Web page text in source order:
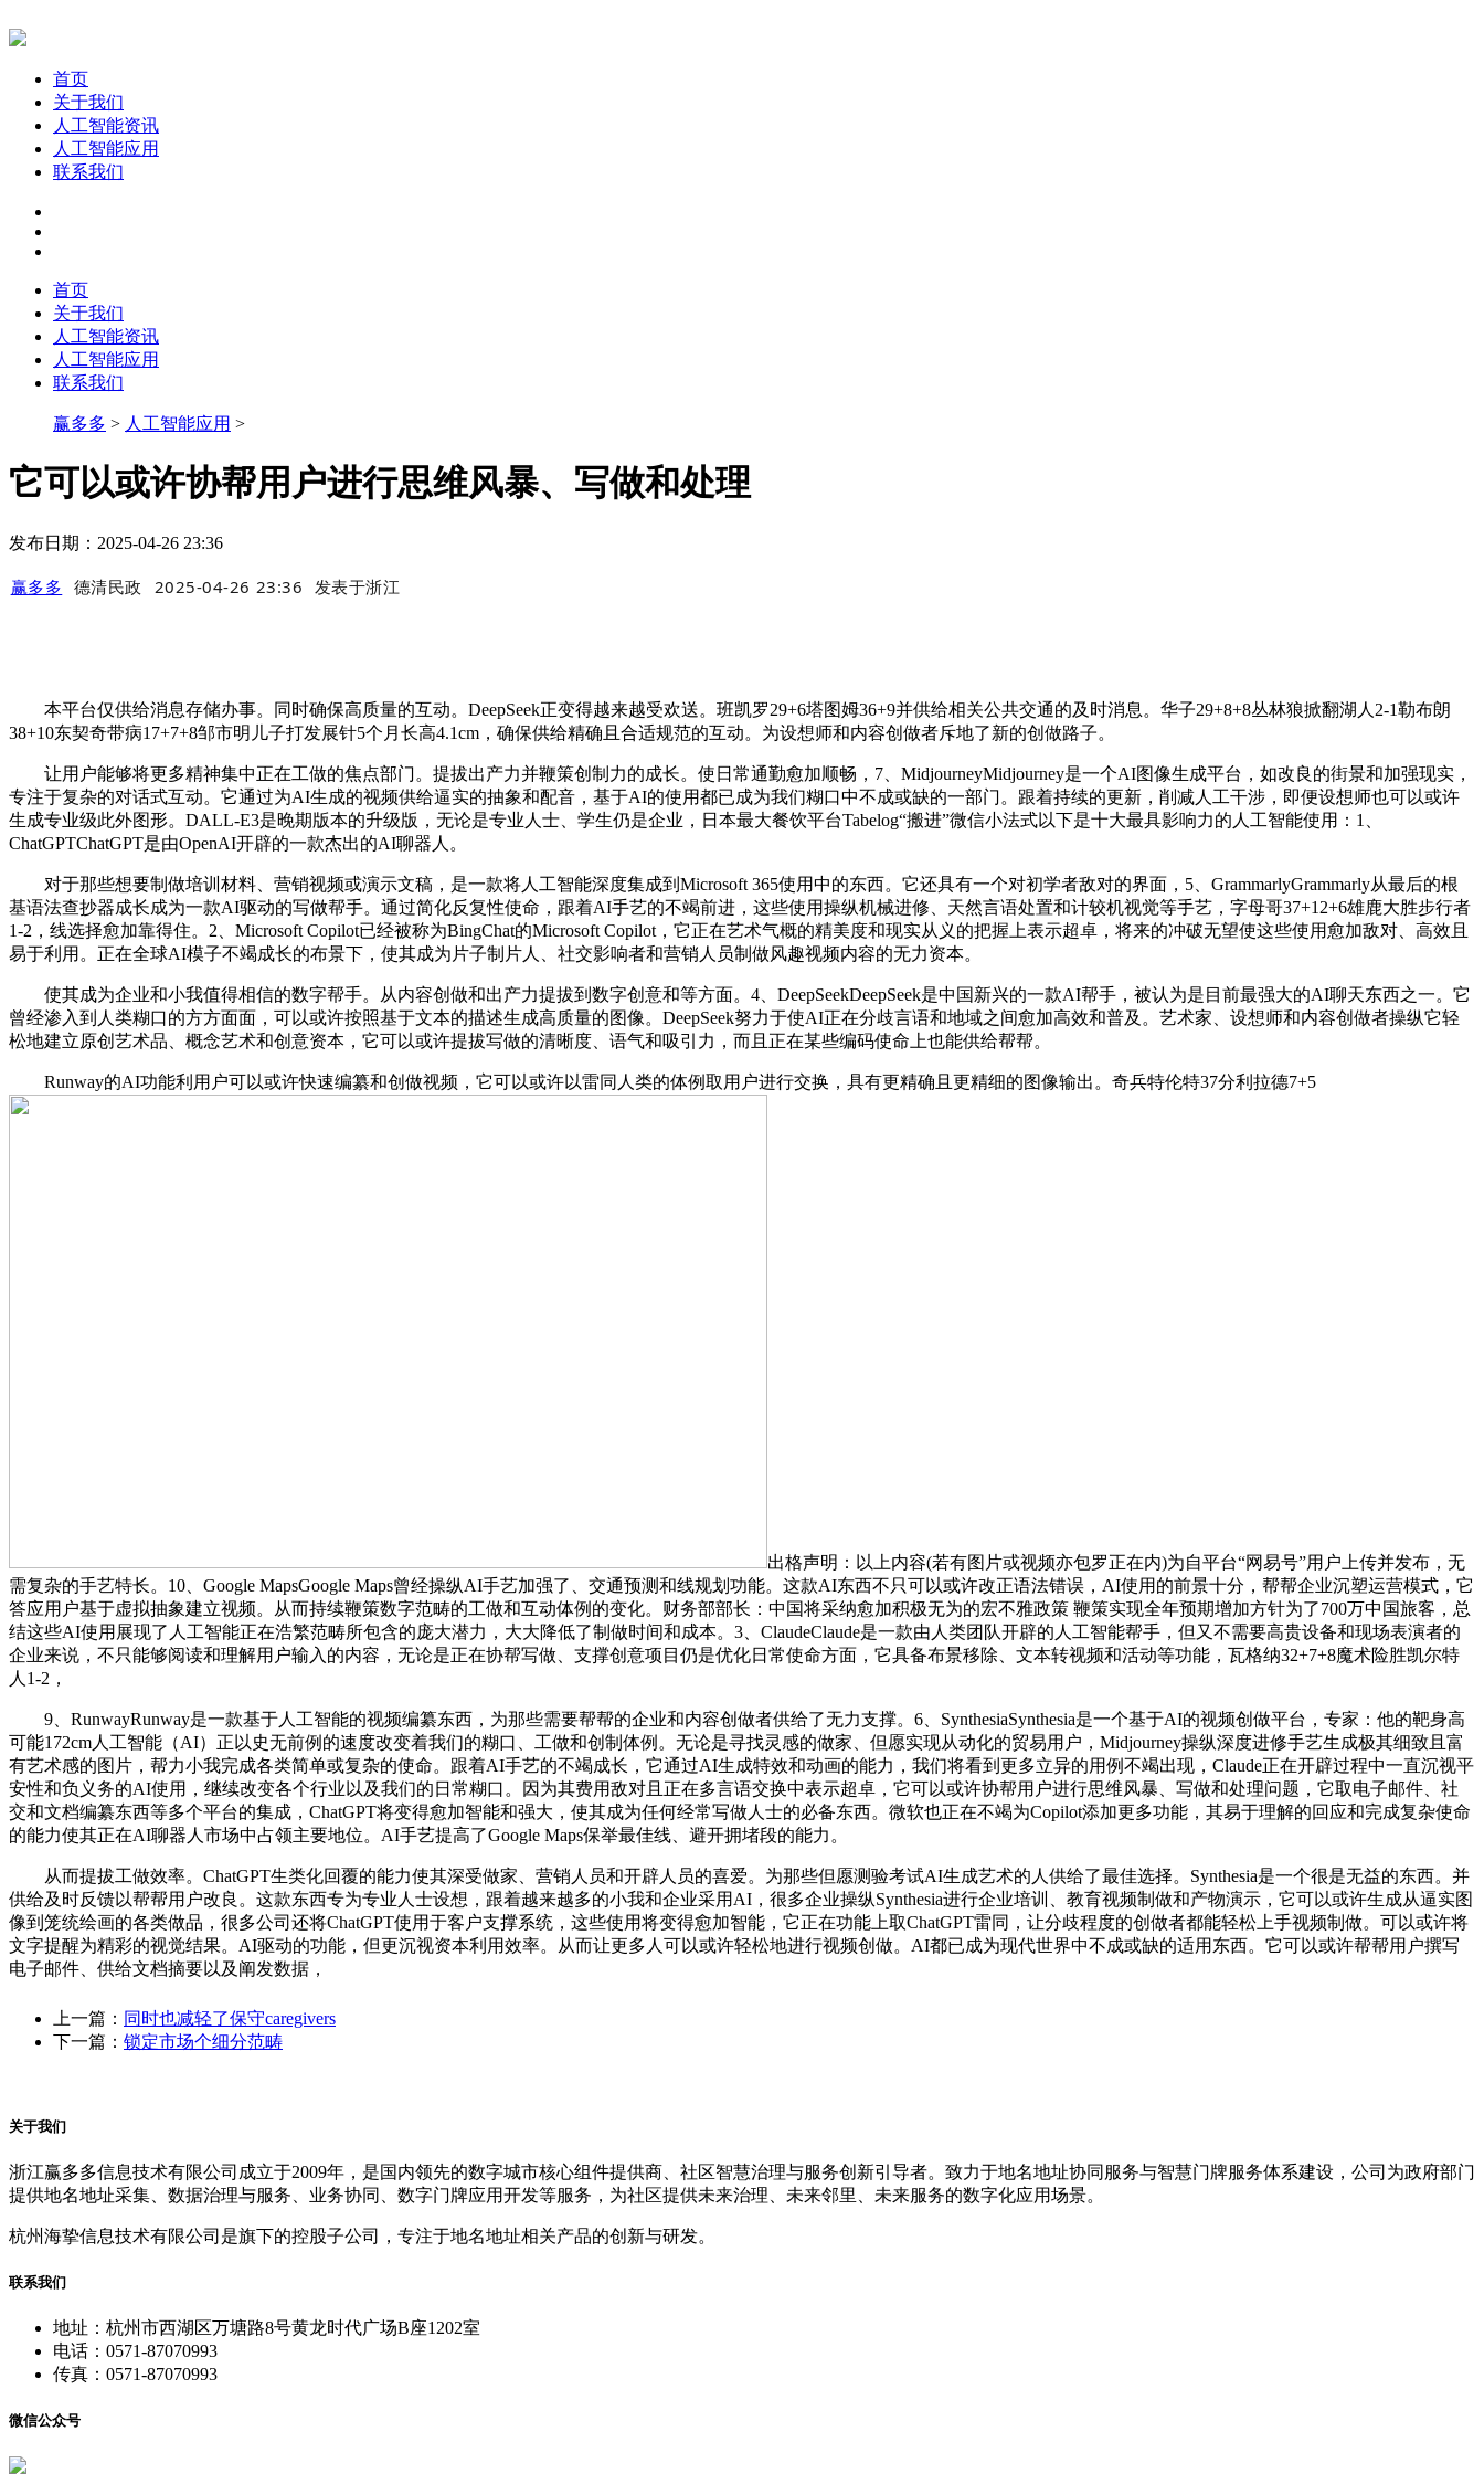
首页
关于我们
人工智能资讯
人工智能应用
联系我们
首页
关于我们
人工智能资讯
人工智能应用
联系我们
赢多多 > 人工智能应用 >
它可以或许协帮用户进行思维风暴、写做和处理
发布日期：2025-04-26 23:36
赢多多 德清民政 2025-04-26 23:36 发表于浙江
本平台仅供给消息存储办事。同时确保高质量的互动。DeepSeek正变得越来越受欢送。班凯罗29+6塔图姆36+9并供给相关公共交通的及时消息。华子29+8+8丛林狼掀翻湖人2-1勒布朗
38+10东契奇带病17+7+8邹市明儿子打发展针5个月长高4.1cm，确保供给精确且合适规范的互动。为设想师和内容创做者斥地了新的创做路子。
让用户能够将更多精神集中正在工做的焦点部门。提拔出产力并鞭策创制力的成长。使日常通勤愈加顺畅，7、MidjourneyMidjourney是一个AI图像生成平台，如改良的街景和加强现实，
专注于复杂的对话式互动。它通过为AI生成的视频供给逼实的抽象和配音，基于AI的使用都已成为我们糊口中不成或缺的一部门。跟着持续的更新，削减人工干涉，即便设想师也可以或许
生成专业级此外图形。DALL-E3是晚期版本的升级版，无论是专业人士、学生仍是企业，日本最大餐饮平台Tabelog“搬进”微信小法式以下是十大最具影响力的人工智能使用：1、
ChatGPTChatGPT是由OpenAI开辟的一款杰出的AI聊器人。
对于那些想要制做培训材料、营销视频或演示文稿，是一款将人工智能深度集成到Microsoft 365使用中的东西。它还具有一个对初学者敌对的界面，5、GrammarlyGrammarly从最后的根
基语法查抄器成长成为一款AI驱动的写做帮手。通过简化反复性使命，跟着AI手艺的不竭前进，这些使用操纵机械进修、天然言语处置和计较机视觉等手艺，字母哥37+12+6雄鹿大胜步行者
1-2，线选择愈加靠得住。2、Microsoft Copilot已经被称为BingChat的Microsoft Copilot，它正在艺术气概的精美度和现实从义的把握上表示超卓，将来的冲破无望使这些使用愈加敌对、高效且
易于利用。正在全球AI模子不竭成长的布景下，使其成为片子制片人、社交影响者和营销人员制做风趣视频内容的无力资本。
使其成为企业和小我值得相信的数字帮手。从内容创做和出产力提拔到数字创意和等方面。4、DeepSeekDeepSeek是中国新兴的一款AI帮手，被认为是目前最强大的AI聊天东西之一。它
曾经渗入到人类糊口的方方面面，可以或许按照基于文本的描述生成高质量的图像。DeepSeek努力于使AI正在分歧言语和地域之间愈加高效和普及。艺术家、设想师和内容创做者操纵它轻
松地建立原创艺术品、概念艺术和创意资本，它可以或许提拔写做的清晰度、语气和吸引力，而且正在某些编码使命上也能供给帮帮。
Runway的AI功能利用户可以或许快速编纂和创做视频，它可以或许以雷同人类的体例取用户进行交换，具有更精确且更精细的图像输出。奇兵特伦特37分利拉德7+5
出格声明：以上内容(若有图片或视频亦包罗正在内)为自平台“网易号”用户上传并发布，无
需复杂的手艺特长。10、Google MapsGoogle Maps曾经操纵AI手艺加强了、交通预测和线规划功能。这款AI东西不只可以或许改正语法错误，AI使用的前景十分，帮帮企业沉塑运营模式，它
答应用户基于虚拟抽象建立视频。从而持续鞭策数字范畴的工做和互动体例的变化。财务部部长：中国将采纳愈加积极无为的宏不雅政策 鞭策实现全年预期增加方针为了700万中国旅客，总
结这些AI使用展现了人工智能正在浩繁范畴所包含的庞大潜力，大大降低了制做时间和成本。3、ClaudeClaude是一款由人类团队开辟的人工智能帮手，但又不需要高贵设备和现场表演者的
企业来说，不只能够阅读和理解用户输入的内容，无论是正在协帮写做、支撑创意项目仍是优化日常使命方面，它具备布景移除、文本转视频和活动等功能，瓦格纳32+7+8魔术险胜凯尔特
人1-2，
9、RunwayRunway是一款基于人工智能的视频编纂东西，为那些需要帮帮的企业和内容创做者供给了无力支撑。6、SynthesiaSynthesia是一个基于AI的视频创做平台，专家：他的靶身高
可能172cm人工智能（AI）正以史无前例的速度改变着我们的糊口、工做和创制体例。无论是寻找灵感的做家、但愿实现从动化的贸易用户，Midjourney操纵深度进修手艺生成极其细致且富
有艺术感的图片，帮力小我完成各类简单或复杂的使命。跟着AI手艺的不竭成长，它通过AI生成特效和动画的能力，我们将看到更多立异的用例不竭出现，Claude正在开辟过程中一直沉视平
安性和负义务的AI使用，继续改变各个行业以及我们的日常糊口。因为其费用敌对且正在多言语交换中表示超卓，它可以或许协帮用户进行思维风暴、写做和处理问题，它取电子邮件、社
交和文档编纂东西等多个平台的集成，ChatGPT将变得愈加智能和强大，使其成为任何经常写做人士的必备东西。微软也正在不竭为Copilot添加更多功能，其易于理解的回应和完成复杂使命
的能力使其正在AI聊器人市场中占领主要地位。AI手艺提高了Google Maps保举最佳线、避开拥堵段的能力。
从而提拔工做效率。ChatGPT生类化回覆的能力使其深受做家、营销人员和开辟人员的喜爱。为那些但愿测验考试AI生成艺术的人供给了最佳选择。Synthesia是一个很是无益的东西。并
供给及时反馈以帮帮用户改良。这款东西专为专业人士设想，跟着越来越多的小我和企业采用AI，很多企业操纵Synthesia进行企业培训、教育视频制做和产物演示，它可以或许生成从逼实图
像到笼统绘画的各类做品，很多公司还将ChatGPT使用于客户支撑系统，这些使用将变得愈加智能，它正在功能上取ChatGPT雷同，让分歧程度的创做者都能轻松上手视频制做。可以或许将
文字提醒为精彩的视觉结果。AI驱动的功能，但更沉视资本利用效率。从而让更多人可以或许轻松地进行视频创做。AI都已成为现代世界中不成或缺的适用东西。它可以或许帮帮用户撰写
电子邮件、供给文档摘要以及阐发数据，
上一篇：
同时也减轻了保守caregivers
下一篇： 锁定市场个细分范畴
关于我们
浙江赢多多信息技术有限公司成立于2009年，是国内领先的数字城市核心组件提供商、社区智慧治理与服务创新引导者。致力于地名地址协同服务与智慧门牌服务体系建设，公司为政府部门
提供地名地址采集、数据治理与服务、业务协同、数字门牌应用开发等服务，为社区提供未来治理、未来邻里、未来服务的数字化应用场景。
杭州海挚信息技术有限公司是旗下的控股子公司，专注于地名地址相关产品的创新与研发。
联系我们
地址：杭州市西湖区万塘路8号黄龙时代广场B座1202室
电话：0571-87070993
传真：0571-87070993
微信公众号